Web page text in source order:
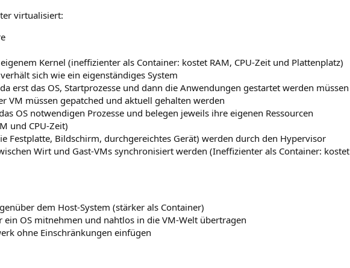
virtualisiert:
Kernel (ineffizienter als Container: kostet RAM, CPU-Zeit und Plattenplatz)
sich wie ein eigenständiges System
erst das OS, Startprozesse und dann die Anwendungen gestartet werden müssen
VM müssen gepatched und aktuell gehalten werden
OS notwendigen Prozesse und belegen jeweils ihre eigenen Ressourcen
und CPU-Zeit)
Festplatte, Bildschirm, durchgereichtes Gerät) werden durch den Hypervisor
Wirt und Gast-VMs synchronisiert werden (Ineffizienter als Container: kostet
dem Host-System (stärker als Container)
ein OS mitnehmen und nahtlos in die VM-Welt übertragen
ohne Einschränkungen einfügen